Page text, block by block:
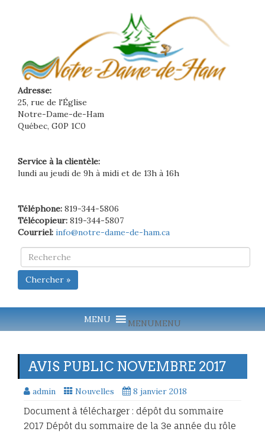
Adresse:
25, rue de l'Église
Notre-Dame-de-Ham
Québec, G0P 1C0
Service à la clientèle:
lundi au jeudi de 9h à midi et de 13h à 16h
Téléphone: 819-344-5806
Télécopieur: 819-344-5807
Courriel: info@notre-dame-de-ham.ca
Chercher »
MENUMENU
AVIS PUBLIC NOVEMBRE 2017
admin Nouvelles 8 janvier 2018
Document à télécharger : dépôt du sommaire
2017 Dépôt du sommaire de la 3e année du rôle